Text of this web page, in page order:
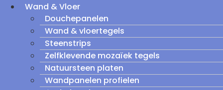
Wand & Vloer
Douchepanelen
Wand & vloertegels
Steenstrips
Zelfklevende mozaïek tegels
Natuursteen platen
Wandpanelen profielen